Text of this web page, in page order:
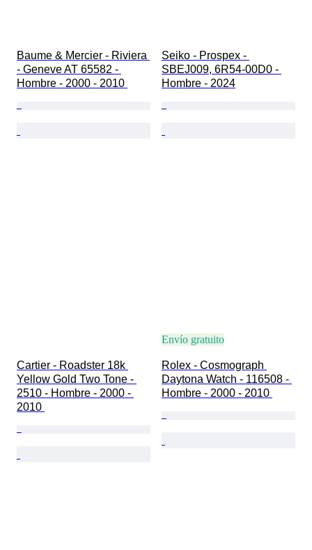
Baume & Mercier - Riviera
- Geneve AT 65582 -
Hombre - 2000 - 2010
Seiko - Prospex -
SBEJ009, 6R54-00D0 -
Hombre - 2024
Cartier - Roadster 18k
Yellow Gold Two Tone -
2510 - Hombre - 2000 -
2010
Envío gratuito
Rolex - Cosmograph
Daytona Watch - 116508 -
Hombre - 2000 - 2010